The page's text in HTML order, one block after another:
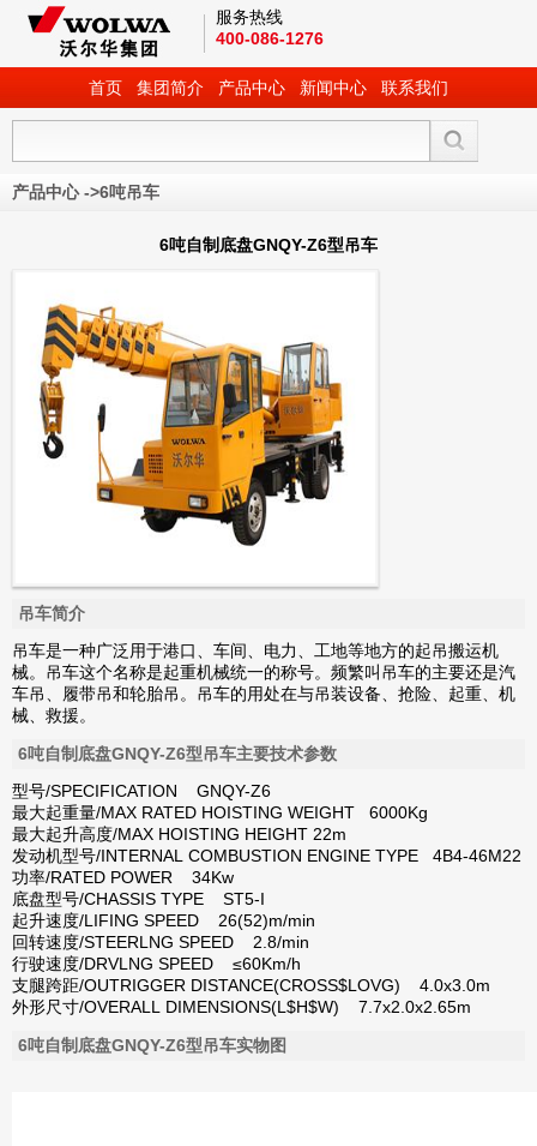
服务热线
400-086-1276
首页 集团简介 产品中心 新闻中心 联系我们
产品中心->6吨吊车
6吨自制底盘GNQY-Z6型吊车
吊车简介
吊车是一种广泛用于港口、车间、电力、工地等地方的起吊搬运机
械。吊车这个名称是起重机械统一的称号。频繁叫吊车的主要还是汽
车吊、履带吊和轮胎吊。吊车的用处在与吊装设备、抢险、起重、机
械、救援。
6吨自制底盘GNQY-Z6型吊车主要技术参数
型号/SPECIFICATION GNQY-Z6
最大起重量/MAX RATED HOISTING WEIGHT 6000Kg
最大起升高度/MAX HOISTING HEIGHT 22m
发动机型号/INTERNAL COMBUSTION ENGINE TYPE 4B4-46M22
功率/RATED POWER 34Kw
底盘型号/CHASSIS TYPE ST5-I
起升速度/LIFING SPEED 26(52)m/min
回转速度/STEERLNG SPEED 2.8/min
行驶速度/DRVLNG SPEED ≤60Km/h
支腿跨距/OUTRIGGER DISTANCE(CROSS$LOVG) 4.0x3.0m
外形尺寸/OVERALL DIMENSIONS(L$H$W) 7.7x2.0x2.65m
6吨自制底盘GNQY-Z6型吊车实物图